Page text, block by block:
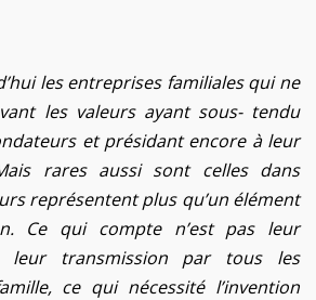
les entreprises familiales qui ne
les valeurs ayant sous- tendu
et présidant encore à leur
rares aussi sont celles dans
représentent plus qu’un élément
Ce qui compte n’est pas leur
leur transmission par tous les
ce qui nécessité l’invention